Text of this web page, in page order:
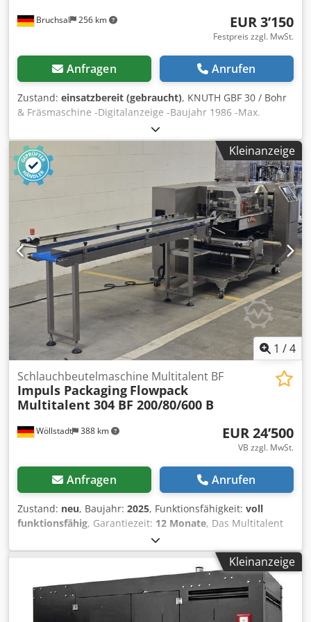
Bruchsal 256 km EUR 3’150
Festpreis zzgl. MwSt.
Anfragen Anrufen
Zustand: einsatzbereit (gebraucht), KNUTH GBF 30 / Bohr
& Fräsmaschine -Digitalanzeige -Baujahr 1986 -Max.
Bohrleistung / Stahl 32mm -Drehzahlbereich 100 - 2900
U/min -Drehzahlstufen
100/205/345/440/695/885/1450/2900 U/min -Kreuztisch mit
T- Nuten -Manuelle Pinole -Höhenverstellbarer Bohrkopf -
Bohr / Fräskopf schwenkbar -Bohrfutter Codpfx
Amjzkrmbsyjrf Abmaße: LxBxH 0,9x0,7x1,8 Meter / 550Kg
Irrtümer / Eingabefehler vorbehalten
Kleinanzeige
1 /4
Wöllstadt 388 km
Schlauchbeutelmaschine Multitalent BF
Impuls Packaging Flowpack
Multitalent 304 BF 200/80/600 B
EUR 24’500
VB zzgl. MwSt.
Anfragen Anrufen
Zustand: neu, Baujahr: 2025, Funktionsfähigkeit: voll
funktionsfähig, Garantiezeit: 12 Monate, Das Multitalent
vereint herausragende Verarbeitung mit einem breiten
Arbeitsspektrum. Auch bietet unsere Maschine eine
intuitive Bedienung, die Ihre Verpackungsprozesse
optimiert. Ein hochwertiger Materialabwickler mit
doppelter automatischer Rollenzentrierung sorgt für eine
präzise Materialführung. Darüber hinaus gewährleistet
Kleinanzeige